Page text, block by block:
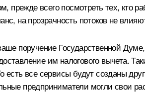
прежде всего посмотреть тех, кто
на прозрачность потоков не
поручение Государственной
им налогового вычета.
есть все сервисы будут созданы
предприниматели могли свои